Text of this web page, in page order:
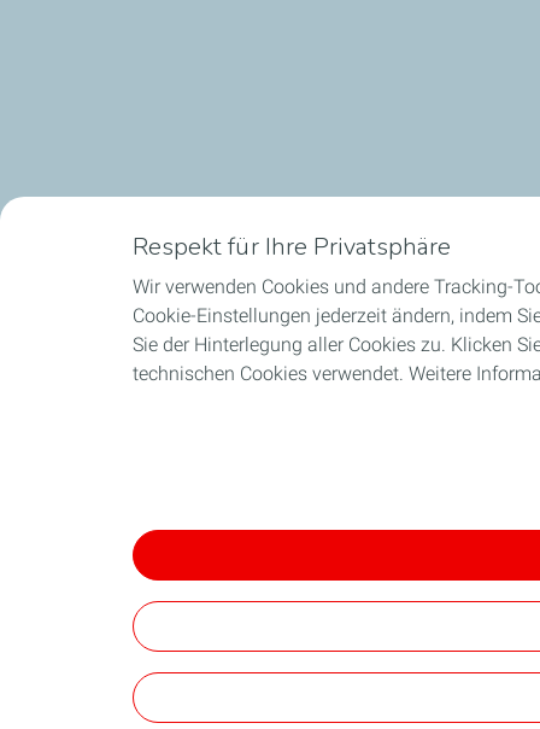
Respekt für Ihre Privatsphäre
Wir verwenden Cookies und andere Tracking-
Cookie-Einstellungen jederzeit ändern, indem
Sie der Hinterlegung aller Cookies zu. Klicken
technischen Cookies verwendet. Weitere
Auf die Charta zum Schutz